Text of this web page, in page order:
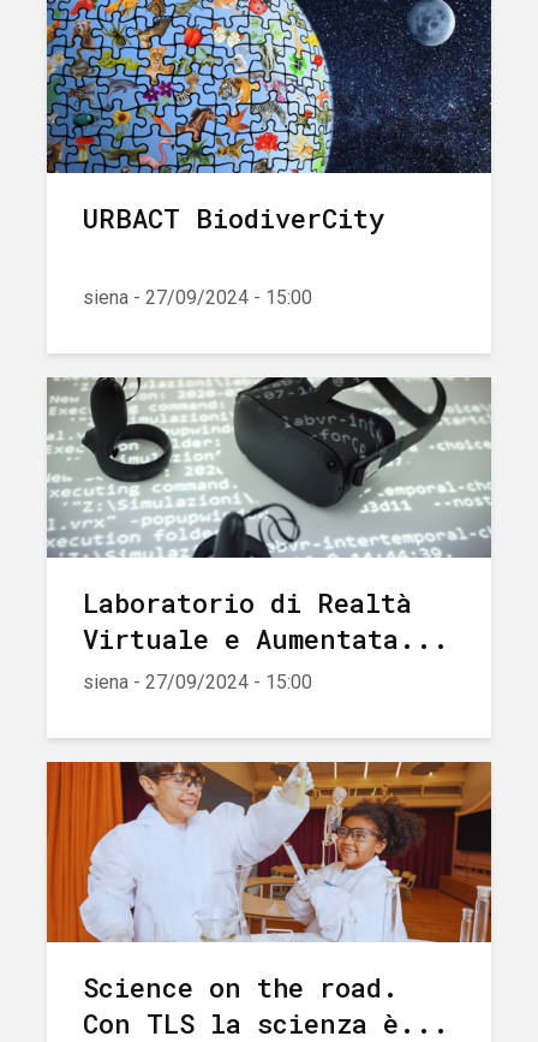
URBACT BiodiverCity
siena - 27/09/2024 - 15:00
Laboratorio di Realtà
Virtuale e Aumentata...
siena - 27/09/2024 - 15:00
Science on the road.
Con TLS la scienza è...